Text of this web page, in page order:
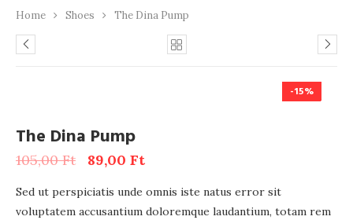
Home Shoes The Dina Pump
-15%
The Dina Pump
105,00Ft 89,00 Ft
Sed ut perspiciatis unde omnis iste natus error sit
voluptatem accusantium doloremque laudantium, totam rem